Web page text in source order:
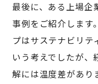
最後に、ある上場企
事例をご紹介します
プはサステナビリテ
いう考えでしたが、
解には温度差があり